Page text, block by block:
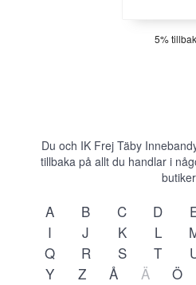
5%
Du och IK Frej Täby
tillbaka på allt du handlar i
butiker
A B C D
I
J K L
Q
R S T
Y
Z Å Ä Ö